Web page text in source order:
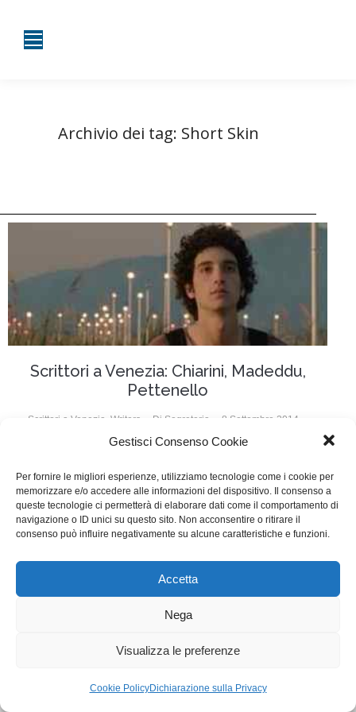
Gestisci Consenso Cookie
Per fornire le migliori esperienze, utilizziamo tecnologie come i cookie per
memorizzare e/o accedere alle informazioni del dispositivo. Il consenso a
queste tecnologie ci permetterà di elaborare dati come il comportamento di
navigazione o ID unici su questo sito. Non acconsentire o ritirare il
consenso può influire negativamente su alcune caratteristiche e funzioni.
Accetta
Nega
Visualizza le preferenze
Cookie PolicyDichiarazione sulla Privacy
Archivio dei tag: Short Skin
Scrittori a Venezia: Chiarini, Madeddu,
Pettenello
Scrittori a Venezia Writers Di Segreteria 8 Settembre 2014
incontra gli sceneggiatori italiani presenti con le loro
opere alla 71° Mostra Internazionale d’Arte
Cinematografica di Venezia
WGI - Tutti i diritti riservati © 2021
segreteria@writersguilditalia.it
Concept: Annamaria De Paola - Realizzazione: